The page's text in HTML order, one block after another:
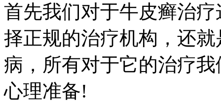
首先我们对于牛皮癣治
择正规的治疗机构，还
病，所有对于它的治疗
心理准备!